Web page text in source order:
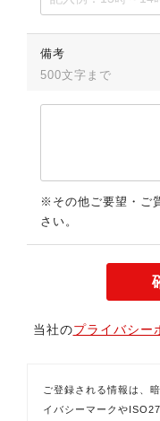
備考
500文字まで
※その他ご要望・ご
さい。
当社のプライバシー
ご登録される情報は、
イバシーマークや